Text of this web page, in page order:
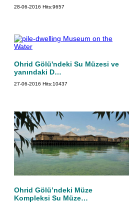
28-06-2016 Hits:9657
Ohrid Gölü'ndeki Su Müzesi ve
yanındaki D…
27-06-2016 Hits:10437
Ohrid Gölü’ndeki Müze
Kompleksi Su Müze…